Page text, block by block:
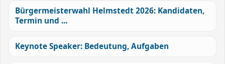
Bürgermeisterwahl Helmstedt 2026: Kandidaten,
Termin und ...
Keynote Speaker: Bedeutung, Aufgaben